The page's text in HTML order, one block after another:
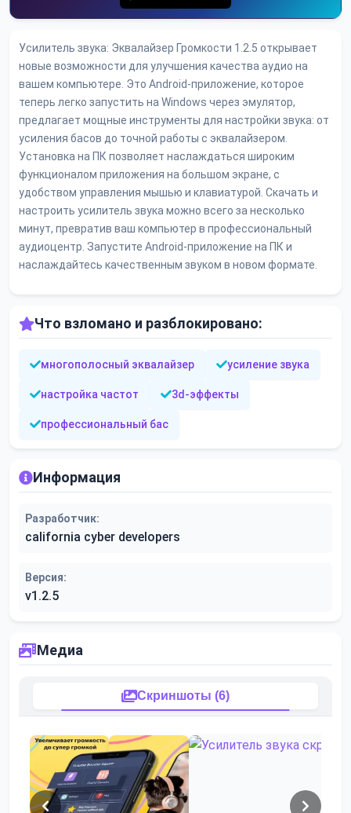
Усилитель звука: Эквалайзер Громкости 1.2.5 открывает
новые возможности для улучшения качества аудио на
вашем компьютере. Это Android-приложение, которое
теперь легко запустить на Windows через эмулятор,
предлагает мощные инструменты для настройки звука: от
усиления басов до точной работы с эквалайзером.
Установка на ПК позволяет наслаждаться широким
функционалом приложения на большом экране, с
удобством управления мышью и клавиатурой. Скачать и
настроить усилитель звука можно всего за несколько
минут, превратив ваш компьютер в профессиональный
аудиоцентр. Запустите Android-приложение на ПК и
наслаждайтесь качественным звуком в новом формате.
Что взломано и разблокировано:
многополосный эквалайзер усиление звука
настройка частот 3d-эффекты
профессиональный бас
Информация
Разработчик:
california cyber developers
Версия:
v1.2.5
Медиа
Скриншоты (6)